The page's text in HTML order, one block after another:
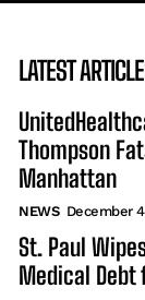
LATEST
Thompson
Manhattan
NEWS December 4
St. Paul
Medical Debt